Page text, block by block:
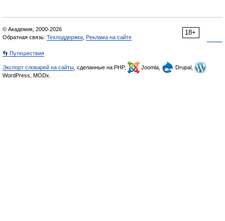
18+
© Академик, 2000-2026
Обратная связь: Техподдержка Реклама на сайте
👣 Путешествия
Экспорт словарей на сайты , сделанные на PHP, Joomla,
Drupal,
WordPress, MODx.